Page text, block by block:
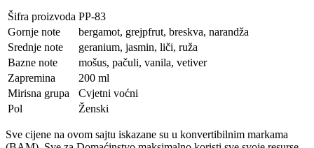
Šifra proizvoda PP-83
Gornje note
bergamot, grejpfrut, breskva, narandža
Srednje note
geranium, jasmin, liči, ruža
Bazne note
mošus, pačuli, vanila, vetiver
Zapremina
200 ml
Mirisna grupa
Cvjetni voćni
Pol
Ženski
Sve cijene na ovom sajtu iskazane su u konvertibilnim markama